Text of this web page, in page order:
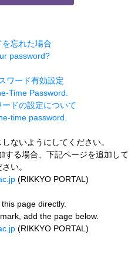
忘れた場合
password?
ワード有効設定
Time Password.
ドの設定について
time password.
ないようにしてください。
する場合、下記ページを追加して
い。
(RIKKYO PORTAL)
page directly.
add the page below.
(RIKKYO PORTAL)